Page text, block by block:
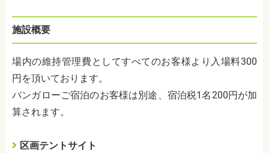
施設概要
場内の維持管理費としてすべてのお客様より入場料300
円を頂いております。
バンガローご宿泊のお客様は別途、宿泊税1名200円が加
算されます。
区画テントサイト